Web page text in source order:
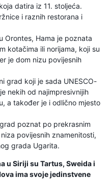
datira iz 11. stoljeća.
i raznih restorana i
Orontes, Hama je poznata
kotačima ili norijama, koji su
je dom nizu povijesnih
grad koji je sada UNESCO-
nekih od najimpresivnijih
a također je i odlično mjesto
poznat po prekrasnim
povijesnih znamenitosti,
grada Ugarita.
u Siriji su Tartus, Sweida i
ima svoje jedinstvene